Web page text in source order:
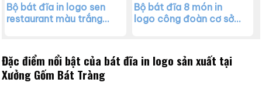
Bộ bát đĩa in logo sen
restaurant màu trắng
Bộ bát đĩa 8 món in
logo công đoàn cơ sở
Đặc điểm nổi bật của bát đĩa in logo sản xuất tại
Xưởng Gốm Bát Tràng